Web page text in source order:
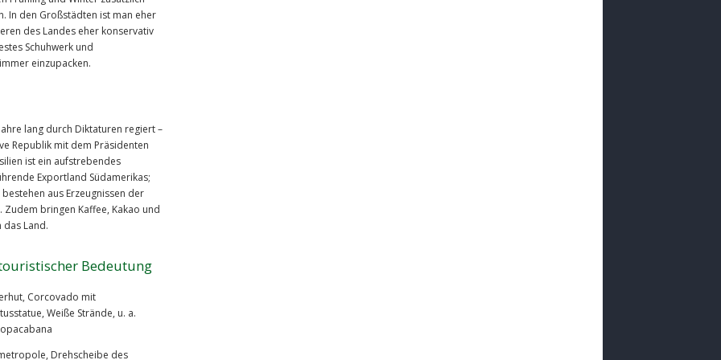
In den Großstädten ist man eher
des Landes eher konservativ
Schuhwerk und
einzupacken.
lang durch Diktaturen regiert –
Republik mit dem Präsidenten
ist ein aufstrebendes
Exportland Südamerikas;
aus Erzeugnissen der
bringen Kaffee, Kakao und
Land.
Bedeutung
Corcovado mit
Weiße Strände, u. a.
Drehscheibe des